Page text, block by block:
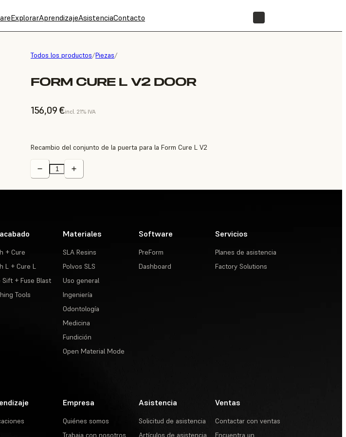
ExplorarAprendizajeAsistenciaContacto
Todos los productos/Piezas/
FORM CURE L V2 DOOR
156,09 €incl. 21% IVA
Recambio del conjunto de la puerta para la Form Cure L V2
+ Cure
L + Cure L
Sift + Fuse Blast
Tools
Materiales
SLA Resins
Polvos SLS
Uso general
Ingeniería
Odontología
Medicina
Fundición
Open Material Mode
Software
PreForm
Dashboard
Servicios
Planes de asistencia
Factory Solutions
Empresa
Quiénes somos
Trabaja con nosotros
Asistencia
Solicitud de asistencia
Artículos de asistencia
Ventas
Contactar con ventas
Encuentra un